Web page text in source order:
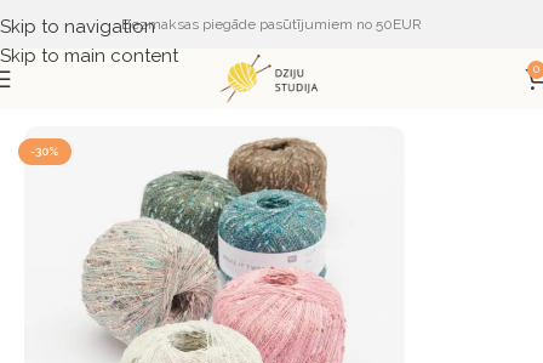
Skip to navigation
Skip to main content
Bezmaksas piegāde pasūtījumiem no 50EUR
0
DZIJA PĒC RAŽOTĀJA
-30%